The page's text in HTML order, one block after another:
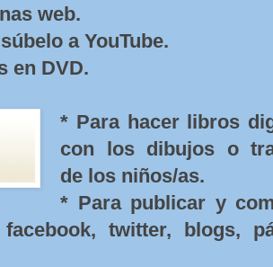
web.
a YouTube.
en DVD.
* Para hacer libros
con los dibujos o
de los niños/as.
* Para publicar y
twitter, blogs,